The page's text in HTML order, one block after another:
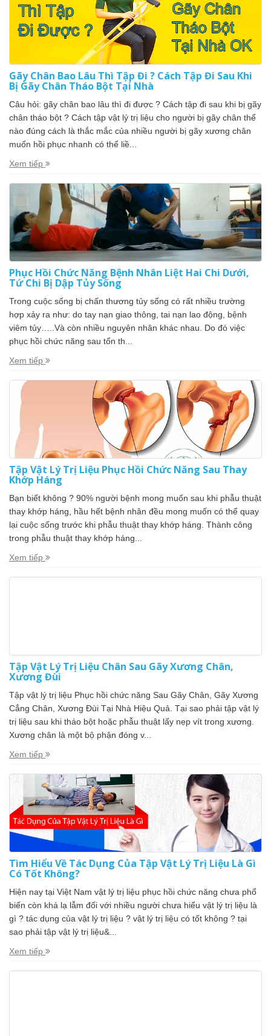
Gãy Chân Bao Lâu Thì Tập Đi ? Cách Tập Đi Sau Khi
Bị Gãy Chân Tháo Bột Tại Nhà
Câu hỏi: gãy chân bao lâu thì đi được ? Cách tập đi sau khi bị gãy
chân tháo bột ? Cách tập vật lý trị liệu cho người bị gãy chân thế
nào đúng cách là thắc mắc của nhiều người bị gãy xương chân
muốn hồi phục nhanh có thể liề...
Xem tiếp
Phục Hồi Chức Năng Bệnh Nhân Liệt Hai Chi Dưới,
Tứ Chi Bị Dập Tủy Sống
Trong cuộc sống bị chấn thương tủy sống có rất nhiều trường
hợp xảy ra như: do tay nạn giao thông, tai nạn lao động, bệnh
viêm tủy…..Và còn nhiều nguyên nhân khác nhau. Do đó việc
phục hồi chức năng sau tổn th...
Xem tiếp
Tập Vật Lý Trị Liệu Phục Hồi Chức Năng Sau Thay
Khớp Háng
Bạn biết không ? 90% người bệnh mong muốn sau khi phẫu thuật
thay khớp háng, hầu hết bệnh nhân đều mong muốn có thể quay
lại cuộc sống trước khi phẫu thuật thay khớp háng. Thành công
trong phẫu thuật thay khớp háng...
Xem tiếp
Tập Vật Lý Trị Liệu Chân Sau Gãy Xương Chân,
Xương Đùi
Tập vật lý trị liệu Phục hồi chức năng Sau Gãy Chân, Gãy Xương
Cẳng Chân, Xương Đùi Tại Nhà Hiệu Quả. Tại sao phải tập vật lý
trị liệu sau khi tháo bột hoặc phẫu thuật lấy nẹp vít trong xương.
Xương chân là một bộ phận đóng v...
Xem tiếp
Tìm Hiểu Về Tác Dụng Của Tập Vật Lý Trị Liệu Là Gì
Có Tốt Không?
Hiện nay tại Việt Nam vật lý trị liệu phục hồi chức năng chưa phổ
biến còn khá lạ lẫm đối với nhiều người chưa hiểu vật lý trị liệu là
gì ? tác dụng của vật lý trị liệu ? vật lý trị liệu có tốt không ? tại
sao phải tập vật lý trị liệu&...
Xem tiếp